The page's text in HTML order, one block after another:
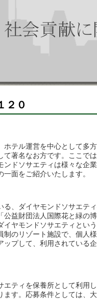
２０
テル運営を中心として多
著名なお方です。ここで
ドソサエティは様々な企
面をご紹介いたします。
、ダイヤモンドソサエティ
公益財団法人国際花と緑の
ヤモンドソサエティとい
のリゾート施設で、個人
プして、利用されている
ティを保養所として利用し
す。応募条件としては、